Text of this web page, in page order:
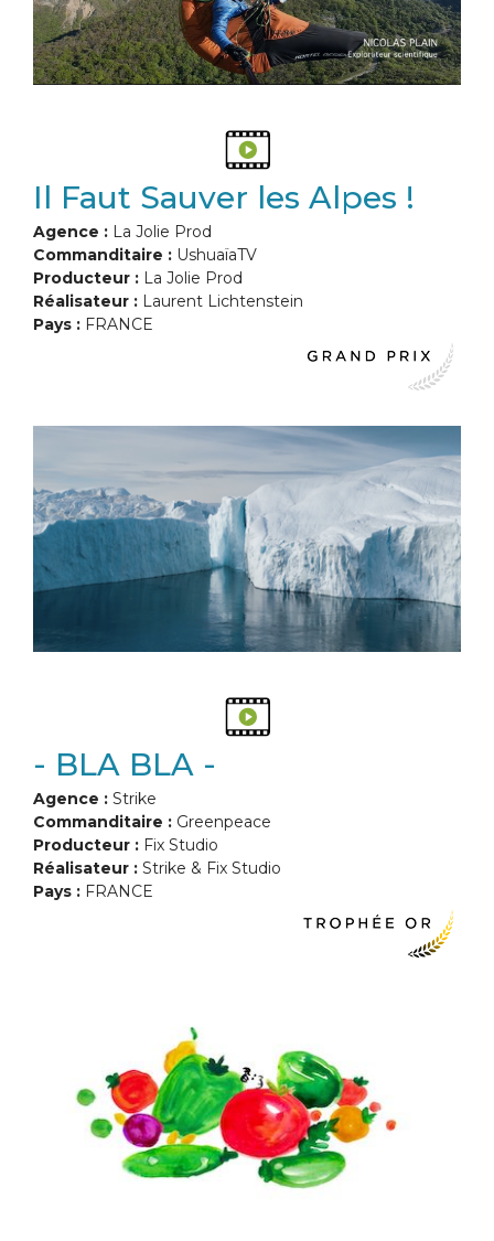
Il Faut Sauver les Alpes !
Agence : La Jolie Prod
Commanditaire : UshuaïaTV
Producteur : La Jolie Prod
Réalisateur : Laurent Lichtenstein
Pays : FRANCE
- BLA BLA -
Agence : Strike
Commanditaire : Greenpeace
Producteur : Fix Studio
Réalisateur : Strike & Fix Studio
Pays : FRANCE